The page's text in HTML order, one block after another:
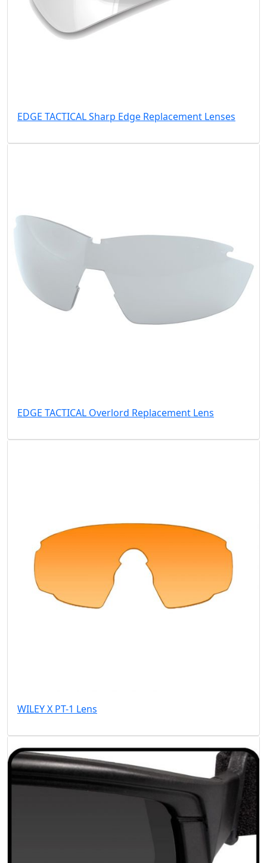
EDGE TACTICAL Sharp Edge Replacement Lenses
EDGE TACTICAL Overlord Replacement Lens
WILEY X PT-1 Lens